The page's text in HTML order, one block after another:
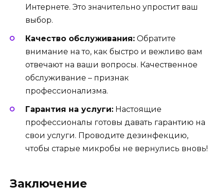
Интернете. Это значительно упростит ваш
выбор.
Качество обслуживания: Обратите
внимание на то, как быстро и вежливо вам
отвечают на ваши вопросы. Качественное
обслуживание – признак
профессионализма.
Гарантия на услуги: Настоящие
профессионалы готовы давать гарантию на
свои услуги. Проводите дезинфекцию,
чтобы старые микробы не вернулись вновь!
Заключение